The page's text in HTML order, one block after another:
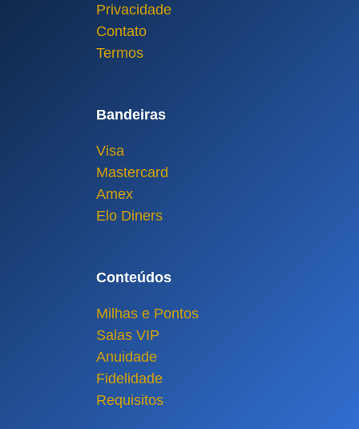
Privacidade
Contato
Termos
Bandeiras
Visa
Mastercard
Amex
Elo Diners
Conteúdos
Milhas e Pontos
Salas VIP
Anuidade
Fidelidade
Requisitos